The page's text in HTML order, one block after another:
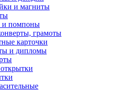
и магниты
и помпоны
грамоты
карточки
и дипломы